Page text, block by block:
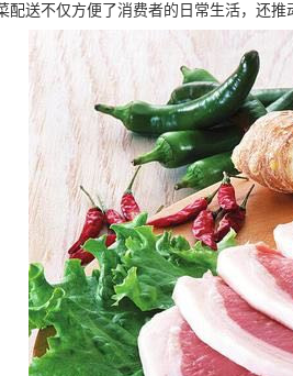
配送不仅方便了消费者的日常生活，还